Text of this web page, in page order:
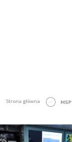
Strona główna